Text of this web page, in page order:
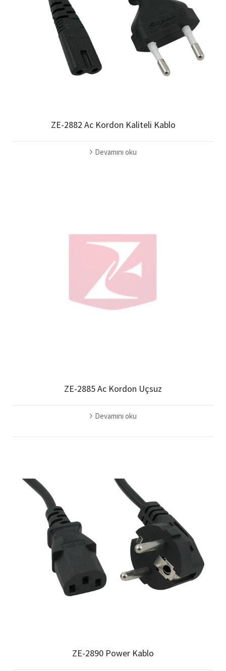
ZE-2882 Ac Kordon Kaliteli Kablo
Devamını oku
ZE-2885 Ac Kordon Uçsuz
Devamını oku
ZE-2890 Power Kablo